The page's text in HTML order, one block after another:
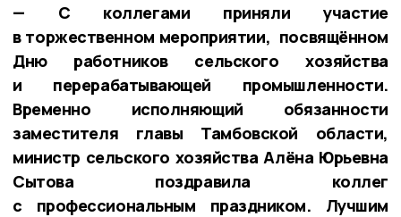
— С коллегами приняли участие
в торжественном мероприятии, посвящённом
Дню работников сельского хозяйства
и перерабатывающей промышленности.
Временно исполняющий обязанности
заместителя главы Тамбовской области,
министр сельского хозяйства Алёна Юрьевна
Сытова поздравила коллег
с профессиональным праздником. Лучшим